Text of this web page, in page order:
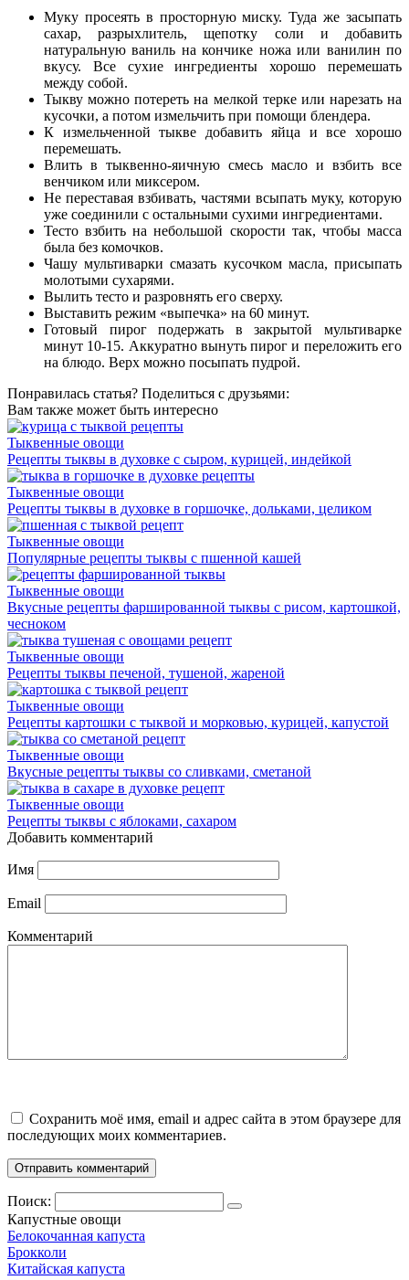
Муку просеять в просторную миску. Туда же засыпать
сахар, разрыхлитель, щепотку соли и добавить
натуральную ваниль на кончике ножа или ванилин по
вкусу. Все сухие ингредиенты хорошо перемешать
между собой.
Тыкву можно потереть на мелкой терке или нарезать на
кусочки, а потом измельчить при помощи блендера.
К измельченной тыкве добавить яйца и все хорошо
перемешать.
Влить в тыквенно-яичную смесь масло и взбить все
венчиком или миксером.
Не переставая взбивать, частями всыпать муку, которую
уже соединили с остальными сухими ингредиентами.
Тесто взбить на небольшой скорости так, чтобы масса
была без комочков.
Чашу мультиварки смазать кусочком масла, присыпать
молотыми сухарями.
Вылить тесто и разровнять его сверху.
Выставить режим «выпечка» на 60 минут.
Готовый пирог подержать в закрытой мультиварке
минут 10-15. Аккуратно вынуть пирог и переложить его
на блюдо. Верх можно посыпать пудрой.
Понравилась статья? Поделиться с друзьями:
Вам также может быть интересно
Тыквенные овощи
Рецепты тыквы в духовке с сыром, курицей, индейкой
Тыквенные овощи
Рецепты тыквы в духовке в горшочке, дольками, целиком
Тыквенные овощи
Популярные рецепты тыквы с пшенной кашей
Тыквенные овощи
Вкусные рецепты фаршированной тыквы с рисом, картошкой,
чесноком
Тыквенные овощи
Рецепты тыквы печеной, тушеной, жареной
Тыквенные овощи
Рецепты картошки с тыквой и морковью, курицей, капустой
Тыквенные овощи
Вкусные рецепты тыквы со сливками, сметаной
Тыквенные овощи
Рецепты тыквы с яблоками, сахаром
Добавить комментарий
Имя
Email
Комментарий
Сохранить моё имя, email и адрес сайта в этом браузере для
последующих моих комментариев.
Поиск:
Капустные овощи
Белокочанная капуста
Брокколи
Китайская капуста